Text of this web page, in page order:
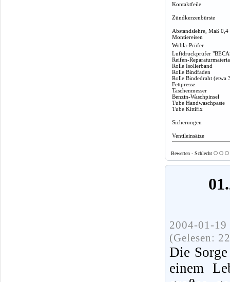
Kontaktfeile
Zündkerzenbürste
Abstandslehre, Maß
Montiereisen
Wobla-Prüfer
Luftdruckprüfer
Reifen-
Rolle Isolierband
Rolle Bindfaden
Rolle Bindedraht (etwa
Fettpresse
Taschenmesser
Benzin-Waschpinsel
Tube Handwaschpaste
Tube Kittifix
Sicherungen
Ventileinsätze
Bewerten - Schlecht
2004-01-
(Gelesen:
Die
einem